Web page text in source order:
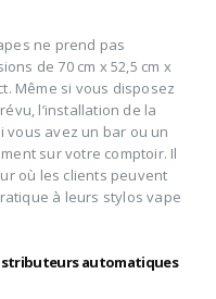
ne prend pas
de 70 cm x 52,5 cm x
Même si vous disposez
l’installation de la
vous avez un bar ou un
sur votre comptoir. Il
où les clients peuvent
à leurs stylos vape
automatiques